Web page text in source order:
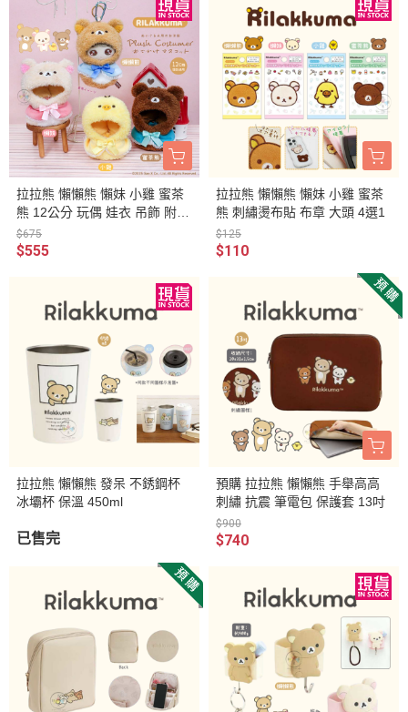
拉拉熊 懶懶熊 懶妹 小雞 蜜茶
熊 12公分 玩偶 娃衣 吊飾 附登
山扣 4選1
$675
$555
拉拉熊 懶懶熊 懶妹 小雞 蜜茶
熊 刺繡燙布貼 布章 大頭 4選1
$125
$110
拉拉熊 懶懶熊 發呆 不銹鋼杯
冰壩杯 保溫 450ml
已售完
預購 拉拉熊 懶懶熊 手舉高高
刺繡 抗震 筆電包 保護套 13吋
$900
$740